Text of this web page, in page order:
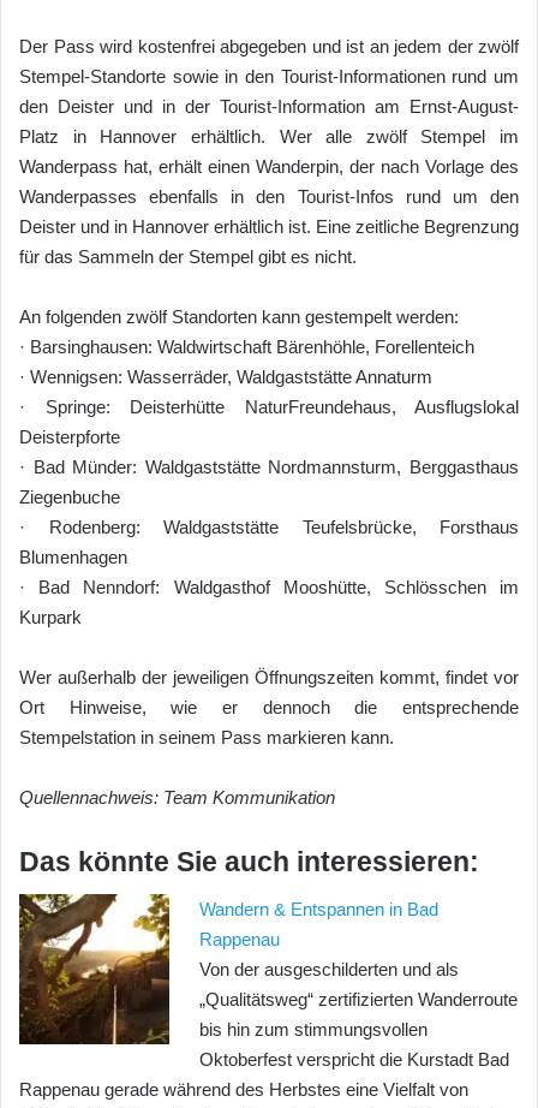
Der Pass wird kostenfrei abgegeben und ist an jedem der zwölf
Stempel-Standorte sowie in den Tourist-Informationen rund um
den Deister und in der Tourist-Information am Ernst-August-
Platz in Hannover erhältlich. Wer alle zwölf Stempel im
Wanderpass hat, erhält einen Wanderpin, der nach Vorlage des
Wanderpasses ebenfalls in den Tourist-Infos rund um den
Deister und in Hannover erhältlich ist. Eine zeitliche Begrenzung
für das Sammeln der Stempel gibt es nicht.
An folgenden zwölf Standorten kann gestempelt werden:
· Barsinghausen: Waldwirtschaft Bärenhöhle, Forellenteich
· Wennigsen: Wasserräder, Waldgaststätte Annaturm
· Springe: Deisterhütte NaturFreundehaus, Ausflugslokal
Deisterpforte
· Bad Münder: Waldgaststätte Nordmannsturm, Berggasthaus
Ziegenbuche
· Rodenberg: Waldgaststätte Teufelsbrücke, Forsthaus
Blumenhagen
· Bad Nenndorf: Waldgasthof Mooshütte, Schlösschen im
Kurpark
Wer außerhalb der jeweiligen Öffnungszeiten kommt, findet vor
Ort Hinweise, wie er dennoch die entsprechende
Stempelstation in seinem Pass markieren kann.
Quellennachweis: Team Kommunikation
Das könnte Sie auch interessieren:
Wandern & Entspannen in Bad
Rappenau
Von der ausgeschilderten und als
„Qualitätsweg“ zertifizierten Wanderroute
bis hin zum stimmungsvollen
Oktoberfest verspricht die Kurstadt Bad
Rappenau gerade während des Herbstes eine Vielfalt von